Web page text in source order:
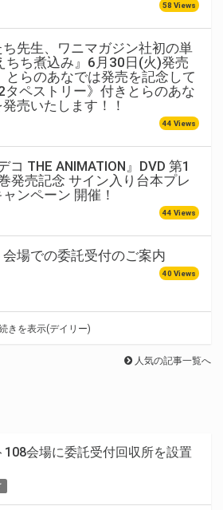
58 Views
先生、ワニマガジン社初の単
ちち煮込み』6月30日(火)発売
とらのあなでは発売を記念して
タペストリー》付きとらのあな
売いたします！！
44 Views
コ THE ANIMATION』DVD 第1
発売記念 サイン入り台本プレ
ンペーン 開催！
44 Views
場での委託受付のご案内
40 Views
きを表示(デイリー)
人気の記事一覧へ
108会場に委託受付回収所を設置